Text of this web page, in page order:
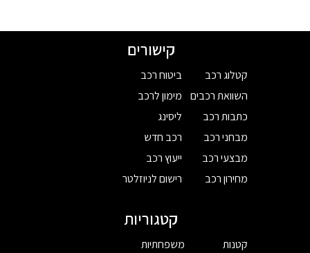
קישורים
קטלוג רכב
השוואת רכבים
כתבות רכב
מבחני רכב
מבצעי רכב
מחירון רכב
ביטוח רכב
מימון לרכב
ליסינג
רכב חדש
ייעוץ רכב
רישום לניוזלטר
קטגוריות
קטנות
משפחתיות